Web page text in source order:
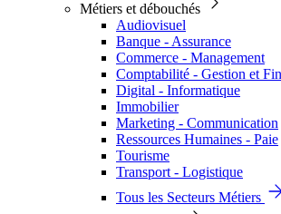
Métiers et débouchés
Audiovisuel
Banque - Assurance
Commerce - Management
Comptabilité - Gestion et
Digital - Informatique
Immobilier
Marketing - Communication
Ressources Humaines - Paie
Tourisme
Transport - Logistique
Tous les Secteurs Métiers